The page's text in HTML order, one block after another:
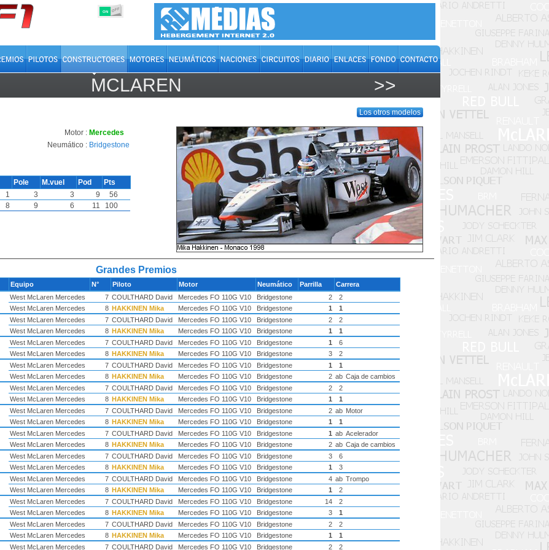
ON OFF
MCLAREN
>>
Los otros modelos
Motor : Mercedes
Neumático : Bridgestone
Pole M.vuel Pod
Pts
1 3 3 9
56
8 9 6 11 100
Grandes Premios
Equipo N° Piloto Motor Neumático Parrilla Carrera
West McLaren Mercedes 7 COULTHARD David Mercedes FO 110G V10 Bridgestone 2
2
West McLaren Mercedes
8 HAKKINEN Mika Mercedes FO 110G V10 Bridgestone 1 1
West McLaren Mercedes 7 COULTHARD David Mercedes FO 110G V10 Bridgestone 2
2
West McLaren Mercedes
8 HAKKINEN Mika Mercedes FO 110G V10 Bridgestone 1 1
West McLaren Mercedes 7 COULTHARD David Mercedes FO 110G V10 Bridgestone 1
6
West McLaren Mercedes
8 HAKKINEN Mika Mercedes FO 110G V10 Bridgestone 3 2
West McLaren Mercedes 7 COULTHARD David Mercedes FO 110G V10 Bridgestone 1
1
West McLaren Mercedes
8 HAKKINEN Mika Mercedes FO 110G V10 Bridgestone 2 ab Caja de cambios
West McLaren Mercedes 7 COULTHARD David Mercedes FO 110G V10 Bridgestone 2
2
West McLaren Mercedes
8 HAKKINEN Mika Mercedes FO 110G V10 Bridgestone 1 1
West McLaren Mercedes 7 COULTHARD David Mercedes FO 110G V10 Bridgestone 2 ab Motor
West McLaren Mercedes
8 HAKKINEN Mika Mercedes FO 110G V10 Bridgestone 1 1
West McLaren Mercedes 7 COULTHARD David Mercedes FO 110G V10 Bridgestone 1 ab Acelerador
West McLaren Mercedes
8 HAKKINEN Mika Mercedes FO 110G V10 Bridgestone 2 ab Caja de cambios
West McLaren Mercedes 7 COULTHARD David Mercedes FO 110G V10 Bridgestone 3
6
West McLaren Mercedes
8 HAKKINEN Mika Mercedes FO 110G V10 Bridgestone 1 3
West McLaren Mercedes 7 COULTHARD David Mercedes FO 110G V10 Bridgestone 4 ab Trompo
West McLaren Mercedes
8 HAKKINEN Mika Mercedes FO 110G V10 Bridgestone 1 2
West McLaren Mercedes 7 COULTHARD David Mercedes FO 110G V10 Bridgestone 14
2
West McLaren Mercedes
8 HAKKINEN Mika Mercedes FO 110G V10 Bridgestone 3 1
West McLaren Mercedes 7 COULTHARD David Mercedes FO 110G V10 Bridgestone 2
2
West McLaren Mercedes
8 HAKKINEN Mika Mercedes FO 110G V10 Bridgestone 1 1
West McLaren Mercedes 7 COULTHARD David Mercedes FO 110G V10 Bridgestone 2 2